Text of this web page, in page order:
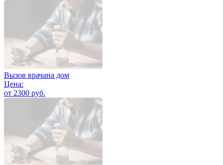
Вызов врачана дом
Цена:
от 2300 руб.